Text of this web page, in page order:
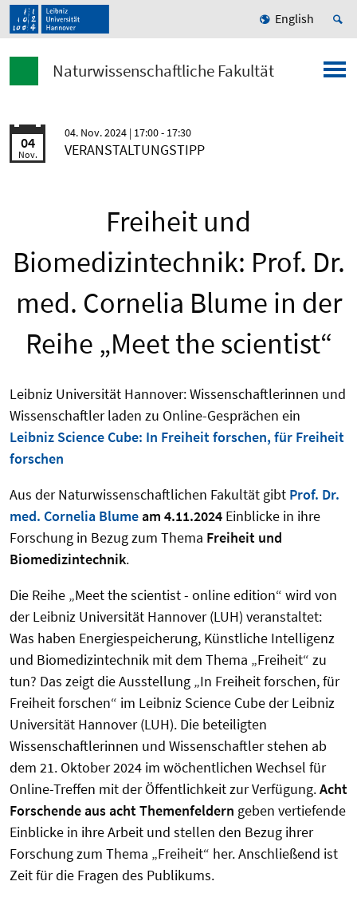
English
Naturwissenschaftliche Fakultät
04
Nov.
04. Nov. 2024 | 17:00 - 17:30
VERANSTALTUNGSTIPP
Freiheit und
Biomedizintechnik: Prof. Dr.
med. Cornelia Blume in der
Reihe „Meet the scientist“
Leibniz Universität Hannover: Wissenschaftlerinnen und
Wissenschaftler laden zu Online-Gesprächen ein
Leibniz Science Cube: In Freiheit forschen, für Freiheit
forschen
Aus der Naturwissenschaftlichen Fakultät gibt Prof. Dr.
med. Cornelia Blumeam 4.11.2024 Einblicke in ihre
Forschung in Bezug zum Thema Freiheit und
Biomedizintechnik.
Die Reihe „Meet the scientist - online edition“ wird von
der Leibniz Universität Hannover (LUH) veranstaltet:
Was haben Energiespeicherung, Künstliche Intelligenz
und Biomedizintechnik mit dem Thema „Freiheit“ zu
tun? Das zeigt die Ausstellung „In Freiheit forschen, für
Freiheit forschen“ im Leibniz Science Cube der Leibniz
Universität Hannover (LUH). Die beteiligten
Wissenschaftlerinnen und Wissenschaftler stehen ab
dem 21. Oktober 2024 im wöchentlichen Wechsel für
Online-Treffen mit der Öffentlichkeit zur Verfügung.Acht
Forschende aus acht Themenfeldern geben vertiefende
Einblicke in ihre Arbeit und stellen den Bezug ihrer
Forschung zum Thema „Freiheit“ her. Anschließend ist
Zeit für die Fragen des Publikums.